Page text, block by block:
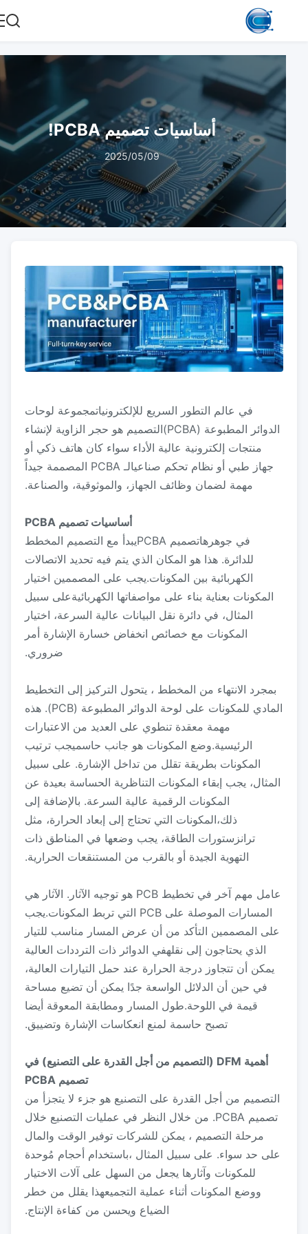
أساسيات تصميم PCBA!
2025/05/09
في عالم التطور السريع للإلكترونياتمجموعة لوحات
الدوائر المطبوعة (PCBA)
التصميم هو حجر الزاوية لإنشاء
منتجات إلكترونية عالية الأداء سواء كان هاتف ذكي أو
جهاز طبي أو نظام تحكم صناعيالـ PCBA المصممة جيداً
مهمة لضمان وظائف الجهاز، والموثوقية، والصناعة.
أساسيات تصميم PCBA
في جوهرهاتصميم PCBA
يبدأ مع التصميم المخطط
للدائرة. هذا هو المكان الذي يتم فيه تحديد الاتصالات
الكهربائية بين المكونات.يجب على المصممين اختيار
المكونات بعناية بناء على مواصفاتها الكهربائيةعلى سبيل
المثال، في دائرة نقل البيانات عالية السرعة، اختيار
المكونات مع خصائص انخفاض خسارة الإشارة أمر
ضروري.
بمجرد الانتهاء من المخطط ، يتحول التركيز إلى التخطيط
المادي للمكونات على لوحة الدوائر المطبوعة (PCB). هذه
مهمة معقدة تنطوي على العديد من الاعتبارات
الرئيسية.وضع المكونات هو جانب حاسميجب ترتيب
المكونات بطريقة تقلل من تداخل الإشارة. على سبيل
المثال، يجب إبقاء المكونات التناظرية الحساسة بعيدة عن
المكونات الرقمية عالية السرعة. بالإضافة إلى
ذلك،المكونات التي تحتاج إلى إبعاد الحرارة، مثل
ترانزستورات الطاقة، يجب وضعها في المناطق ذات
التهوية الجيدة أو بالقرب من المستنقعات الحرارية.
عامل مهم آخر في تخطيط PCB هو توجيه الآثار. الآثار هي
المسارات الموصلة على PCB التي تربط المكونات.يجب
على المصممين التأكد من أن عرض المسار مناسب للتيار
الذي يحتاجون إلى نقلهفي الدوائر ذات الترددات العالية
يمكن أن تتجاوز درجة الحرارة عند حمل التيارات العالية،
في حين أن الدلائل الواسعة جدًا يمكن أن تضيع مساحة
قيمة في اللوحة.طول المسار ومطابقة المعوقة أيضا
تصبح حاسمة لمنع انعكاسات الإشارة وتضييق.
أهمية DFM (التصميم من أجل القدرة على التصنيع) في
تصميم PCBA
التصميم من أجل القدرة على التصنيع هو جزء لا يتجزأ من
تصميم PCBA. من خلال النظر في عمليات التصنيع خلال
مرحلة التصميم ، يمكن للشركات توفير الوقت والمال
على حد سواء. على سبيل المثال ،باستخدام أحجام مُوحدة
للمكونات وآثارها يجعل من السهل على آلات الاختيار
ووضع المكونات أثناء عملية التجميعهذا يقلل من خطر
الضياع ويحسن من كفاءة الإنتاج.